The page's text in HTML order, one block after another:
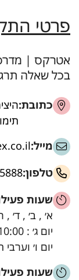
פרטי
אטרקס |
בכל שאלה
כתובת:
מייל:
טלפון:
שעות
א׳ , ב׳ , ד׳ , ה׳ : 10:00 -
יום ג׳ : 10:00 - 16:00
יום ו׳ וערבי חג : 9:00
שעות